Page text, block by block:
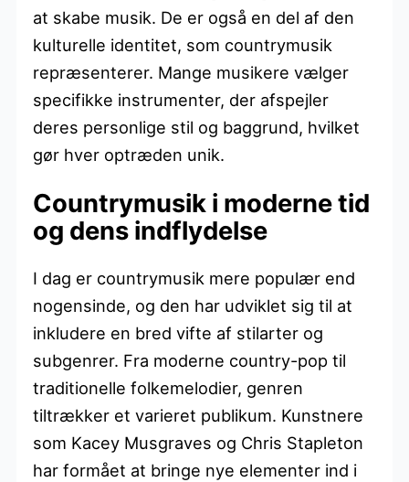
at skabe musik. De er også en del af den
kulturelle identitet, som countrymusik
repræsenterer. Mange musikere vælger
specifikke instrumenter, der afspejler
deres personlige stil og baggrund, hvilket
gør hver optræden unik.
Countrymusik i moderne tid
og dens indflydelse
I dag er countrymusik mere populær end
nogensinde, og den har udviklet sig til at
inkludere en bred vifte af stilarter og
subgenrer. Fra moderne country-pop til
traditionelle folkemelodier, genren
tiltrækker et varieret publikum. Kunstnere
som Kacey Musgraves og Chris Stapleton
har formået at bringe nye elementer ind i